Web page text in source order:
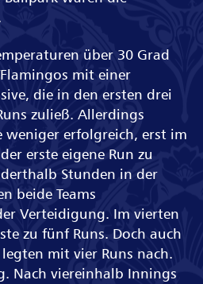
über 30 Grad
mit einer
die in den ersten drei
zuließ. Allerdings
weniger erfolgreich, erst im
erste eigene Run zu
Stunden in der
beide Teams
Verteidigung. Im vierten
zu fünf Runs. Doch auch
mit vier Runs nach.
Nach viereinhalb Innings